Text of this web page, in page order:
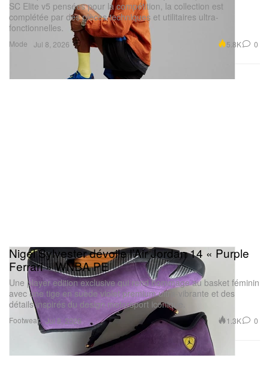
Mode
SC Elite v5 pensées pour la compétition, la collection est
complétée par des pièces techniques et utilitaires ultra-
fonctionnelles.
Jul 8, 2026 5.8K 0
Footwear
Nigel Sylvester dévoile l’Air Jordan 14 « Purple
Ferrari » WNBA PE
Une player edition exclusive qui rend hommage au basket féminin
avec une tige en suède violet premium ultra‑vibrante et des
détails inspirés du design motorsport iconique.
Jul 8, 2026 1.3K 0